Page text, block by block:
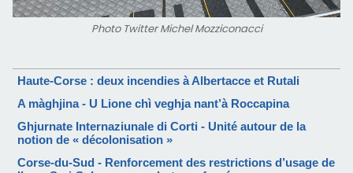
Photo Twitter Michel Mozziconacci
Haute-Corse : deux incendies à Albertacce et Rutali
A màghjina - U Lione chì veghja nant’à Roccapina
Ghjurnate Internaziunale di Corti - Unité autour de la
notion de « décolonisation »
Corse-du-Sud - Renforcement des restrictions d’usage de